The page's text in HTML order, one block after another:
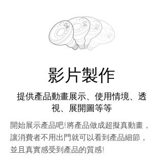
影片製作
提供產品動畫展示、使用情境、透
視、展開圖等等
開始展示產品吧!將產品做成超擬真動畫，
讓消費者不用出門就可以看到產品細節，
並且真實感受到產品的質感!